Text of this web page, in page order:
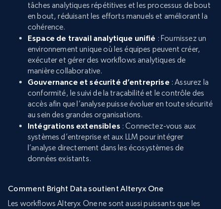
tâches analytiques répétitives et les processus de bout
en bout, réduisant les efforts manuels et améliorant la
cohérence.
Espace de travail analytique unifié : Fournissez un
environnement unique où les équipes peuvent créer,
exécuter et gérer des workflows analytiques de
manière collaborative.
Gouvernance et sécurité d’entreprise : Assurez la
conformité, le suivi de la traçabilité et le contrôle des
accès afin que l’analyse puisse évoluer en toute sécurité
au sein des grandes organisations.
Intégrations extensibles : Connectez-vous aux
systèmes d’entreprise et aux LLM pour intégrer
l’analyse directement dans les écosystèmes de
données existants.
Comment Bright Data soutient Alteryx One
Les workflows Alteryx One ne sont aussi puissants que les